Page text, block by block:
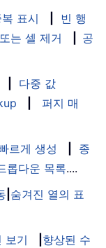
표시
빈 행
는 셀 제거
공
다중 값
퍼지 매
르게 생성
종
롭다운 목록....
숨겨진 열의 표
보기
향상된 수